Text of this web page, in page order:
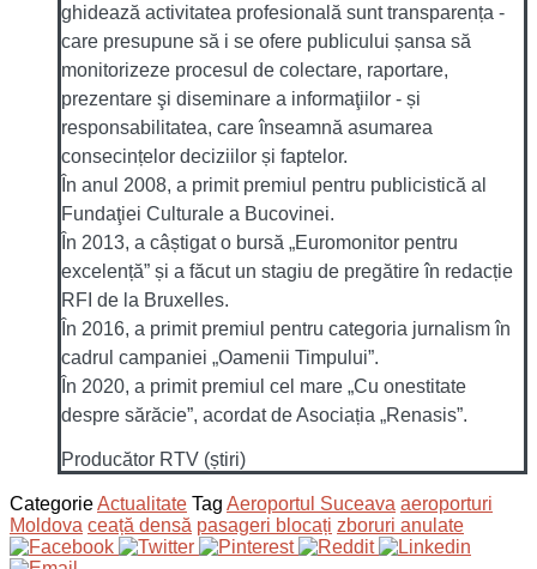
ghidează activitatea profesională sunt transparența -
care presupune să i se ofere publicului șansa să
monitorizeze procesul de colectare, raportare,
prezentare şi diseminare a informaţiilor - și
responsabilitatea, care înseamnă asumarea
consecințelor deciziilor și faptelor.
În anul 2008, a primit premiul pentru publicistică al
Fundaţiei Culturale a Bucovinei.
În 2013, a câștigat o bursă „Euromonitor pentru
excelență” și a făcut un stagiu de pregătire în redacție
RFI de la Bruxelles.
În 2016, a primit premiul pentru categoria jurnalism în
cadrul campaniei „Oamenii Timpului”.
În 2020, a primit premiul cel mare „Cu onestitate
despre sărăcie”, acordat de Asociația „Renasis”.
Producător RTV (știri)
CategorieActualitate Tag Aeroportul Suceava aeroporturi
Moldova ceață densă pasageri blocați zboruri anulate